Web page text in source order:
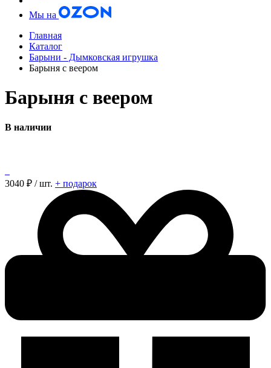
Мы на
Главная
Каталог
Барыни - Дымковская игрушка
Барыня с веером
Барыня с веером
В наличии
3040 ₽ / шт. + подарок